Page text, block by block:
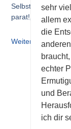
sehr
allem
die
echter
und
ich dir
Selbständigkeit,
parat!„
Weiterlesen